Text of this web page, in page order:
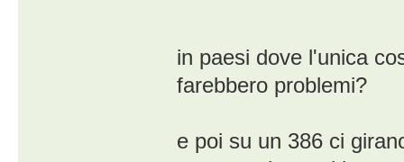
in paesi dove l'unica
farebbero problemi?
e poi su un 386 ci